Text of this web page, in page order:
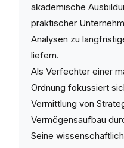
akademische
praktischer
Analysen zu
liefern.
Als Verfechter einer
Ordnung fokussiert
Vermittlung von
Vermögensaufbau
Seine